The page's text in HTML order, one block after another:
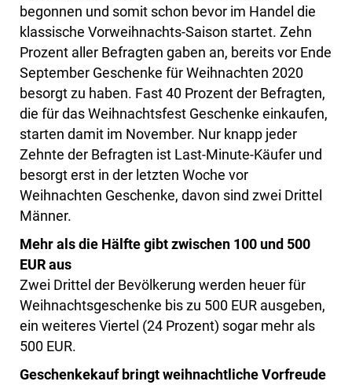
begonnen und somit schon bevor im Handel die
klassische Vorweihnachts-Saison startet. Zehn
Prozent aller Befragten gaben an, bereits vor Ende
September Geschenke für Weihnachten 2020
besorgt zu haben. Fast 40 Prozent der Befragten,
die für das Weihnachtsfest Geschenke einkaufen,
starten damit im November. Nur knapp jeder
Zehnte der Befragten ist Last-Minute-Käufer und
besorgt erst in der letzten Woche vor
Weihnachten Geschenke, davon sind zwei Drittel
Männer.
Mehr als die Hälfte gibt zwischen 100 und 500
EUR aus
Zwei Drittel der Bevölkerung werden heuer für
Weihnachtsgeschenke bis zu 500 EUR ausgeben,
ein weiteres Viertel (24 Prozent) sogar mehr als
500 EUR.
Geschenkekauf bringt weihnachtliche Vorfreude